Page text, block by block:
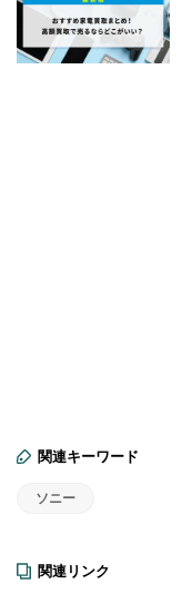
関連キーワード
ソニー
関連リンク